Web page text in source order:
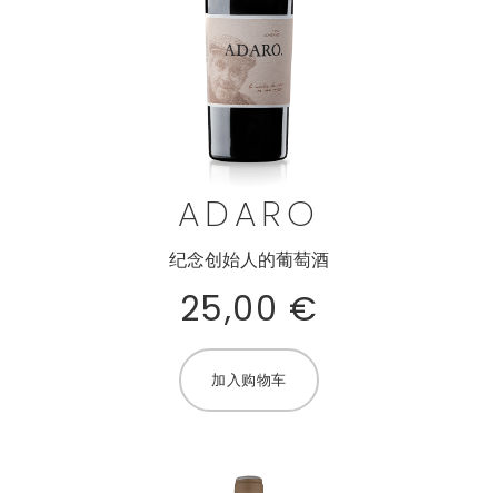
ADARO
纪念创始人的葡萄酒
25,00 €
加入购物车